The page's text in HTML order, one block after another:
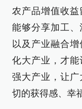
农产品增值收
能够分享加工
以及产业融合
化大产业，才
强大产业，让
切的获得感、幸